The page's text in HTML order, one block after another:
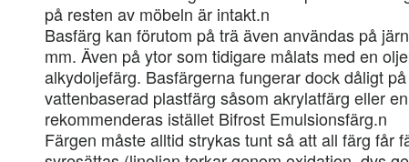
på resten av möbeln är intakt.n
Basfärg kan förutom på trä även användas på
mm. Även på ytor som tidigare målats med en
alkydoljefärg. Basfärgerna fungerar dock dåligt
vattenbaserad plastfärg såsom akrylatfärg eller
rekommenderas istället Bifrost Emulsionsfärg.n
Färgen måste alltid strykas tunt så att all färg får